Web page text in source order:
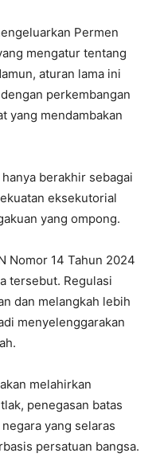
Permen
mengatur tentang
aturan lama ini
perkembangan
yang mendambakan
berakhir sebagai
eksekutorial
yang ompong.
Nomor 14 Tahun 2024
tersebut. Regulasi
dan melangkah lebih
menyelenggarakan
melahirkan
penegasan batas
yang selaras
persatuan bangsa.